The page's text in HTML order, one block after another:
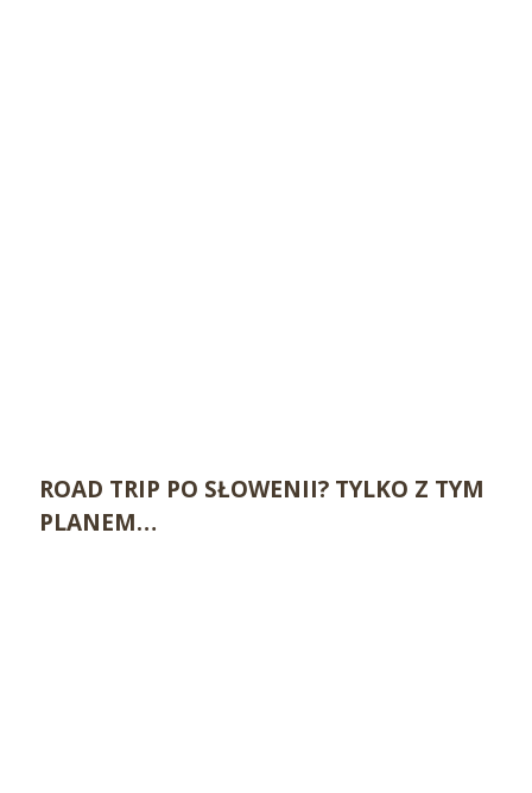
ROAD TRIP PO SŁOWENII? TYLKO Z TYM
PLANEM…